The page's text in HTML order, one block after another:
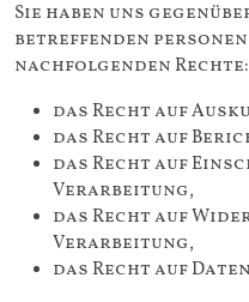
Sie haben uns
betreffenden
nachfolgenden Rechte:
das Recht auf
das Recht auf
das Recht auf
Verarbeitung,
das Recht auf
Verarbeitung,
das Recht auf